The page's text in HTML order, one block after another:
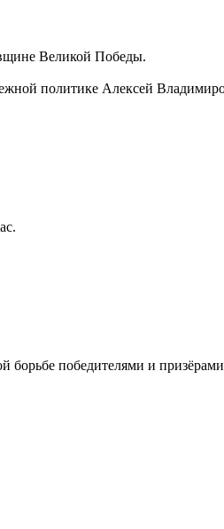
Великой Победы.
политике Алексей
борьбе победителями и